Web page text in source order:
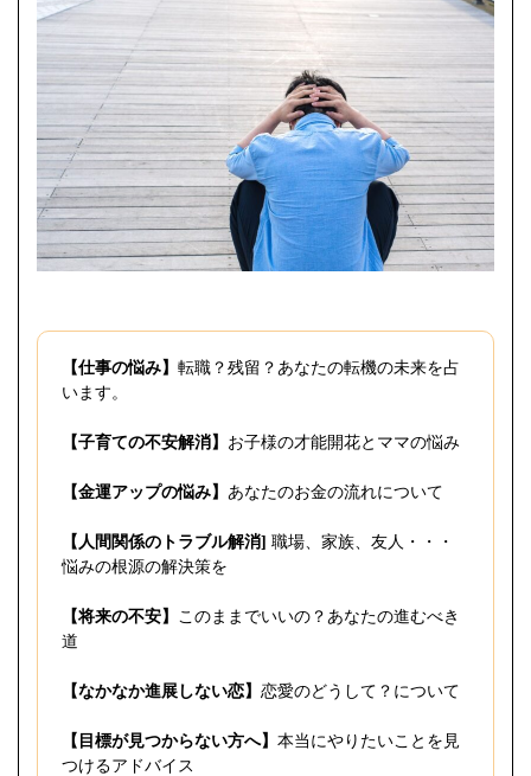
【仕事の悩み】 転職？残留？あなたの転機の未来を占
います。
【子育ての不安解消】 お子様の才能開花とママの悩み
【金運アップの悩み】 あなたのお金の流れについて
【人間関係のトラブル解消] 職場、家族、友人・・・
悩みの根源の解決策を
【将来の不安】
このままでいいの？あなたの進むべき
道
【なかなか進展しない恋】 恋愛のどうして？について
【目標が見つからない方へ】 本当にやりたいことを見
つけるアドバイス